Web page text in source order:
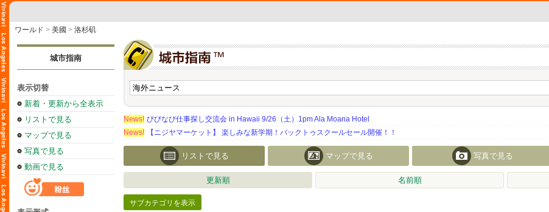
ワールド > 美國 > 洛杉矶
城市指南
表示切替
新着・更新から全表示
リストで見る
マップで見る
写真で見る
動画で見る
News! びびなび仕事探し交流会 in Hawaii 9/26（土）1pm Ala Moana Hotel
News!
【ニジヤマーケット】 楽しみな新学期！バックトゥスクールセール開催！！
リストで見る マップで見る 写真で見る
更新順 名前順
サブカテゴリを表示